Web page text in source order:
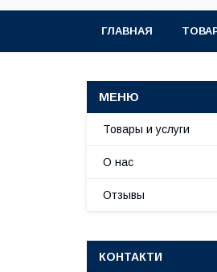
ГЛАВНАЯ
Товары и услуги
О нас
Отзывы
КОНТАКТИ